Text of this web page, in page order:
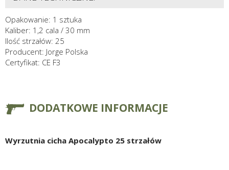
Opakowanie: 1 sztuka
Kaliber: 1,2 cala / 30 mm
Ilość strzałów: 25
Producent: Jorge Polska
Certyfikat: CE F3
DODATKOWE INFORMACJE
Wyrzutnia cicha Apocalypto 25 strzałów